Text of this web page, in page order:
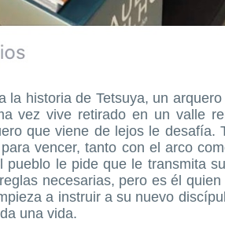
la historia de Tetsuya, un
vez vive retirado en un valle
que viene de lejos le desafía.
vencer, tanto con el arco
le pide que le transmita
necesarias, pero es él quien
a instruir a su nuevo
una vida.